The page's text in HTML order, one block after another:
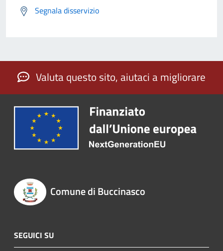
Segnala disservizio
Valuta questo sito, aiutaci a migliorare
Comune di Buccinasco
SEGUICI SU